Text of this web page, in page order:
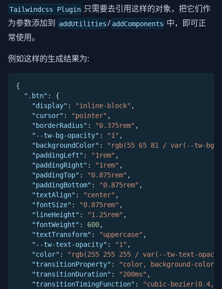
Tailwindcss Plugin 只需要去引用这样的对象，把它们作
为参数添加到 addUtilities/ addComponents 中，即可正
常使用。
例如这样的生成结果为:
{
".btn" :
{
"display" : "inline-block" ,
"cursor" : "pointer" ,
"borderRadius" : "0.375rem" ,
"--tw-bg-opacity" : "1" ,
"backgroundColor" :
"rgb(55 65 81 / var(--tw-bg-
"paddingLeft" : "1rem" ,
"paddingRight" : "1rem" ,
"paddingTop" : "0.875rem" ,
"paddingBottom" : "0.875rem" ,
"textAlign" : "center" ,
"fontSize" : "0.875rem" ,
"lineHeight" : "1.25rem" ,
"fontWeight" : 600,
"textTransform" : "uppercase" ,
"--tw-text-opacity" : "1" ,
"color" :
"rgb(255 255 255 / var(--tw-text-
"transitionProperty" :
"color, background-
"transitionDuration" : "200ms" ,
"transitionTimingFunction" :
"cubic-bezier(0.4,